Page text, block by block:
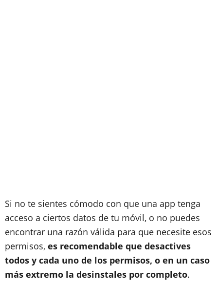
Si no te sientes cómodo con que una app tenga
acceso a ciertos datos de tu móvil, o no puedes
encontrar una razón válida para que necesite esos
permisos, es recomendable que desactives
todos y cada uno de los permisos, o en un caso
más extremo la desinstales por completo.